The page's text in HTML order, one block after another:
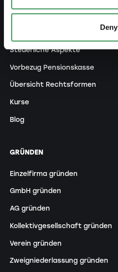
Deny
Leitfaden Selbstständigkeit
Steuerliche Aspekte
Vorbezug Pensionskasse
Übersicht Rechtsformen
Kurse
Blog
GRÜNDEN
Einzelfirma gründen
GmbH gründen
AG gründen
Kollektivgesellschaft gründen
Verein gründen
Zweigniederlassung gründen